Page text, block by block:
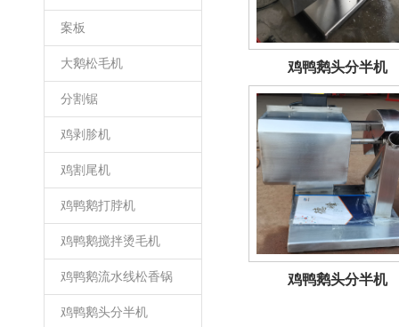
鸡鸭鹅头分半机
鸡鸭鹅头分半机
案板
大鹅松毛机
分割锯
鸡剥胗机
鸡割尾机
鸡鸭鹅打脖机
鸡鸭鹅搅拌烫毛机
鸡鸭鹅流水线松香锅
鸡鸭鹅头分半机